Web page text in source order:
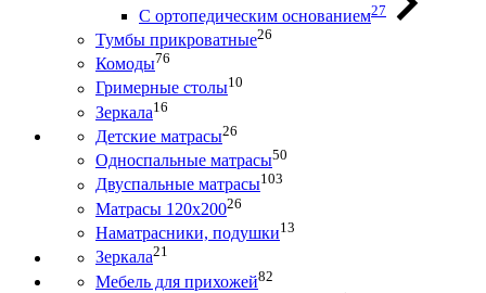
С ортопедическим основанием27
Тумбы прикроватные26
Комоды76
Гримерные столы10
Зеркала16
Детские матрасы26
Односпальные матрасы50
Двуспальные матрасы103
Матрасы 120х20026
Наматрасники, подушки13
Зеркала21
Мебель для прихожей82